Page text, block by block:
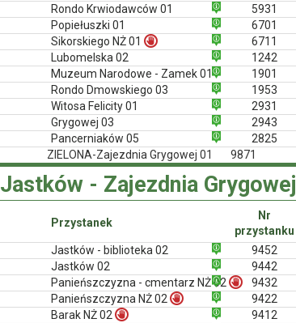
Rondo Krwiodawców 01
5931
Popiełuszki 01
6701
Sikorskiego NŻ 01
6711
Lubomelska 02
1242
Muzeum Narodowe - Zamek 01
1901
Rondo Dmowskiego 03
1953
Witosa Felicity 01
2931
Grygowej 03
2943
Pancerniaków 05
2825
ZIELONA-Zajezdnia Grygowej 01 9871
Jastków - Zajezdnia Grygowej
Przystanek
Nr
przystanku
Jastków - biblioteka 02
9452
Jastków 02
9442
Panieńszczyzna - cmentarz NŻ 02
9432
Panieńszczyzna NŻ 02
9422
Barak NŻ 02
9412